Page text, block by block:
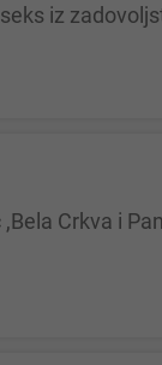
iz